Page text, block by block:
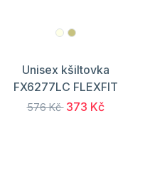
Unisex kšiltovka
FX6277LC FLEXFIT
576 Kč 373 Kč